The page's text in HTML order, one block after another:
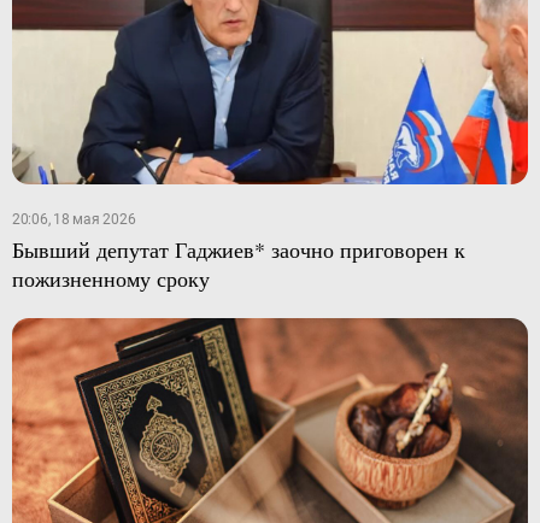
20:06, 18 мая 2026
Бывший депутат Гаджиев* заочно приговорен к
пожизненному сроку